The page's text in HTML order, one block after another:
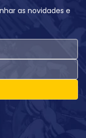
as novidades e